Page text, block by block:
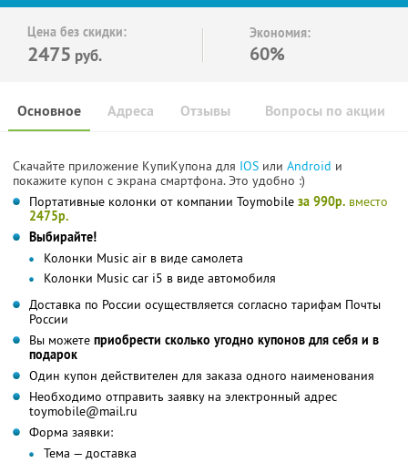
Цена без скидки:
2475 руб.
Экономия:
60%
Основное Отзывы Вопросы по акции
Адреса
Скачайте приложение КупиКупона для IOS или Android и
покажите купон с экрана смартфона. Это удобно :)
Портативные колонки от компании Toymobile за 990р. вместо
2475р.
Выбирайте!
Колонки Music air в виде самолета
Колонки Music car i5 в виде автомобиля
Доставка по России осуществляется согласно тарифам Почты
России
Вы можете приобрести сколько угодно купонов для себя и в
подарок
Один купон действителен для заказа одного наименования
Необходимо отправить заявку на электронный адрес
toymobile@mail.ru
Форма заявки:
Тема — доставка